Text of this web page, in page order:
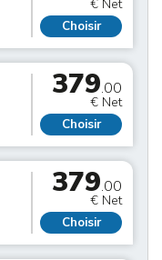
€ Net
Choisir
379.00
€ Net
Choisir
379.00
€ Net
Choisir